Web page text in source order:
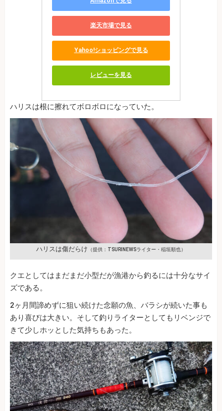
楽天市場で見る
Yahoo!ショッピングで見る
レビューを見る
ハリスは根に擦れてボロボロになっていた。
ハリスは傷だらけ （提供：TSURINEWSライター・稲垣順也）
クエとしてはまだまだ小型だが漁港から釣るには十分なサイ
ズである。
2ヶ月間諦めずに狙い続けた念願の魚、バラシが続いた事も
あり喜びは大きい。そして釣りライターとしてもリベンジで
きて少しホッとした気持ちもあった。